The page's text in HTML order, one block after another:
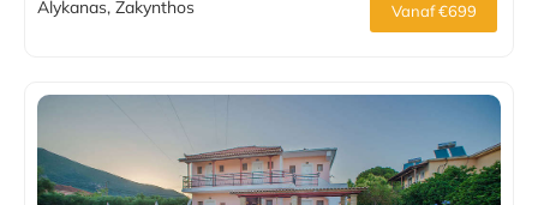
Alykanas, Zakynthos Vanaf €699